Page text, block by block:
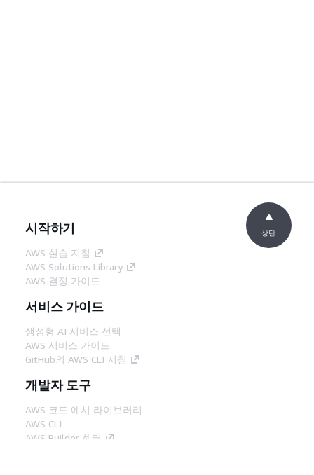
시작하기
AWS 실습 지침
AWS Solutions Library
AWS 결정 가이드
서비스 가이드
생성형 AI 서비스 선택
AWS 서비스 가이드
GitHub의 AWS CLI 지침
개발자 도구
AWS 코드 예시 라이브러리
AWS CLI
AWS Builder 센터
상단